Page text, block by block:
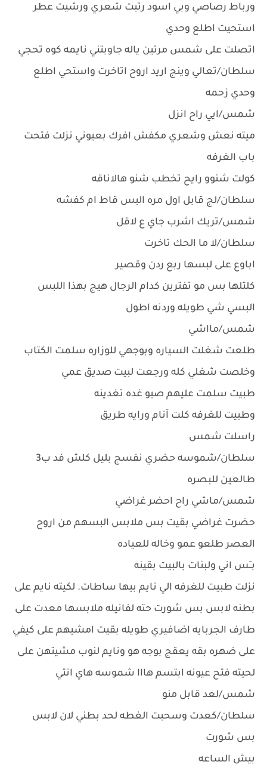
ورباط رصاصي وبي اسود رتبت شعري ورشيت عطر
استحيت اطلع وحدي
اتصلت على شمس مرتين ياله جاوبتني نايمه كوه تحجي
سلطان/تعالي وينج اريد اروح اتاخرت واستحي اطلع
وحدي زحمه
شمس/ايي راح انزل
ميته نعش وشعري مكفش افرك بعيوني نزلت فتحت
باب الغرفه
كولت شنوو رايح تخطب شنو هالاناقه
سلطان/لج قابل اول مره البس قاط ام كفشه
شمس/تريك اشرب جاي ع لاقل
سلطان/لا ما الحك تاخرت
اباوع على لبسها ربع ردن وقصير
كلتلها بس مو تفترين كدام الرجال هيج بهذا اللبس
البسي شي طويله وردنه اطول
شمس/مااشي
طلعت شغلت السياره وبوجهي للوزاره سلمت الكتاب
وخلصت شغلي كله ورجعت لبيت صديق عمي
طبيت سلمت عليهم صبو غده تغدينه
وطبيت للغرفه كلت آنام ورايه طريق
راسلت شمس
سلطان/شموسه حضري نفسج بليل كلش فد ب3
طالعين للبصره
شمس/ماشي راح احضر غراضي
حضرت غراضي بقيت بس ملابس البسهم من اروح
العصر طلعو عمو وخاله للعياده
بــَس اني ولبنات بالبيت بقينه
نزلت طبيت للغرفه الي نايم بيها ساطات. لكيته نايم على
بطنه لابس بس شورت حته لفانيله ملابسها معدت على
طارف الجربايه اضافيري طويله بقيت امشيهم على كيفي
على ضهره بقه يعقج بوجه هو ونايم لنوب مشيتهن على
لحيته فتح عيونه ابتسم هااا شموسه هاي انتي
شمس/لعد قابل منو
سلطان/كعدت وسحبت الغطه لحد بطني لان لابس
بس شورت
بيش الساعه